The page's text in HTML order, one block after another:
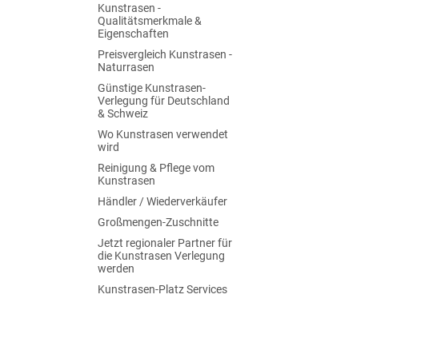
Kunstrasen -
Qualitätsmerkmale &
Eigenschaften
Preisvergleich Kunstrasen -
Naturrasen
Günstige Kunstrasen-
Verlegung für Deutschland
& Schweiz
Wo Kunstrasen verwendet
wird
Reinigung & Pflege vom
Kunstrasen
Händler / Wiederverkäufer
Großmengen-Zuschnitte
Jetzt regionaler Partner für
die Kunstrasen Verlegung
werden
Kunstrasen-Platz Services